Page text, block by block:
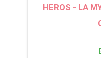
HEROS - LA